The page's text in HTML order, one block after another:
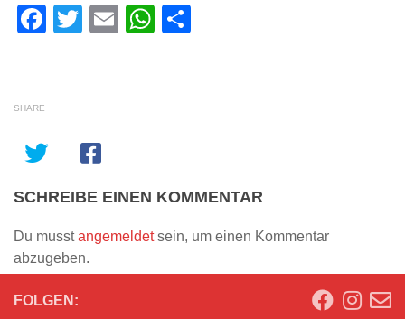
Facebook
Twitter
EmailWhatsApp
SHARE
SCHREIBE EINEN KOMMENTAR
Du musstangemeldetsein, um einen Kommentar
abzugeben.
FOLGEN: